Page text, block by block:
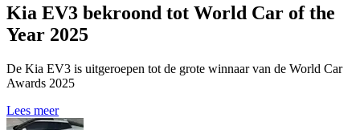
Kia EV3 bekroond tot World Car of the
Year 2025
De Kia EV3 is uitgeroepen tot de grote winnaar van de World Car
Awards 2025
Lees meer